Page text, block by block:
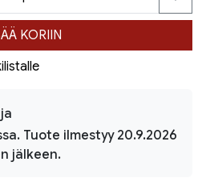
KORIIN
Tuote ilmestyy 20.9.2026
jälkeen.